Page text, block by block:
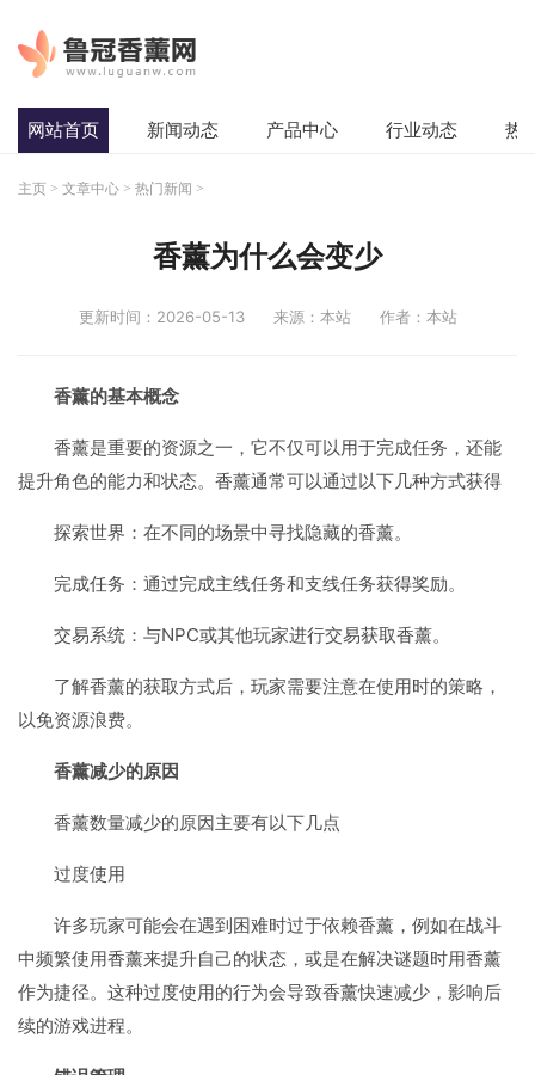
网站首页 新闻动态 产品中心 行业动态 热
主页 > 文章中心 > 热门新闻 >
香薰为什么会变少
更新时间：2026-05-13 来源：本站 作者：本站
香薰的基本概念
香薰是重要的资源之一，它不仅可以用于完成任务，还能
提升角色的能力和状态。香薰通常可以通过以下几种方式获得
探索世界：在不同的场景中寻找隐藏的香薰。
完成任务：通过完成主线任务和支线任务获得奖励。
交易系统：与NPC或其他玩家进行交易获取香薰。
了解香薰的获取方式后，玩家需要注意在使用时的策略，
以免资源浪费。
香薰减少的原因
香薰数量减少的原因主要有以下几点
过度使用
许多玩家可能会在遇到困难时过于依赖香薰，例如在战斗
中频繁使用香薰来提升自己的状态，或是在解决谜题时用香薰
作为捷径。这种过度使用的行为会导致香薰快速减少，影响后
续的游戏进程。